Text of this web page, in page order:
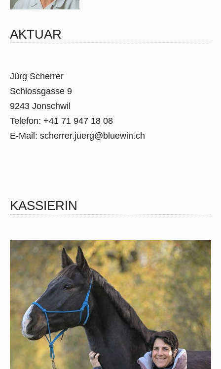
AKTUAR
Jürg Scherrer
Schlossgasse 9
9243 Jonschwil
Telefon: +41 71 947 18 08
E-Mail: scherrer.juerg@bluewin.ch
KASSIERIN